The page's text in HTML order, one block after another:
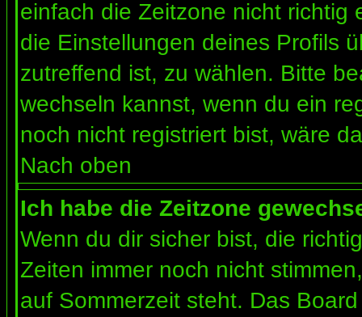
einfach die Zeitzone nicht richtig
die Einstellungen deines Profils
zutreffend ist, zu wählen. Bitte
wechseln kannst, wenn du ein
noch nicht registriert bist, wäre
Nach oben
Ich habe die Zeitzone
Wenn du dir sicher bist, die
Zeiten immer noch nicht
auf Sommerzeit steht. Das